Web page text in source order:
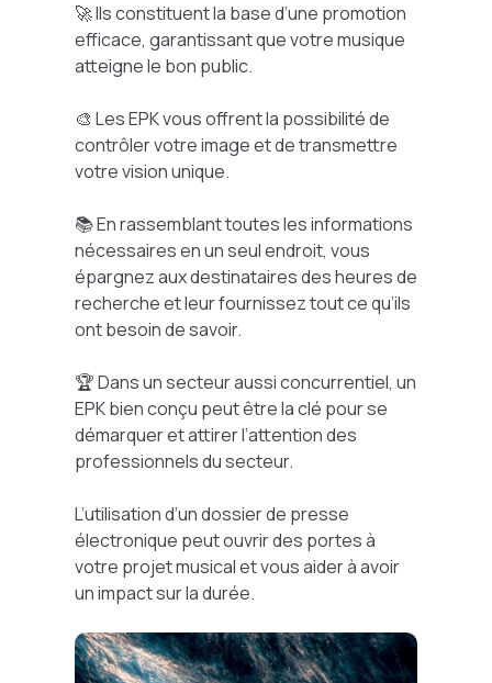
🚀 Ils constituent la base d’une promotion
efficace, garantissant que votre musique
atteigne le bon public.
🎨 Les EPK vous offrent la possibilité de
contrôler votre image et de transmettre
votre vision unique.
📚 En rassemblant toutes les informations
nécessaires en un seul endroit, vous
épargnez aux destinataires des heures de
recherche et leur fournissez tout ce qu’ils
ont besoin de savoir.
🏆 Dans un secteur aussi concurrentiel, un
EPK bien conçu peut être la clé pour se
démarquer et attirer l’attention des
professionnels du secteur.
L’utilisation d’un dossier de presse
électronique peut ouvrir des portes à
votre projet musical et vous aider à avoir
un impact sur la durée.